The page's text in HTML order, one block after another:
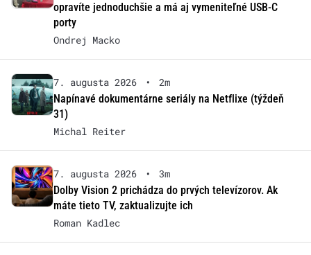
opravíte jednoduchšie a má aj vymeniteľné USB-C
porty
Ondrej Macko
7. augusta 2026 •
2m
Napínavé dokumentárne seriály na Netflixe (týždeň
31)
Michal Reiter
7. augusta 2026 •
3m
Dolby Vision 2 prichádza do prvých televízorov. Ak
máte tieto TV, zaktualizujte ich
Roman Kadlec